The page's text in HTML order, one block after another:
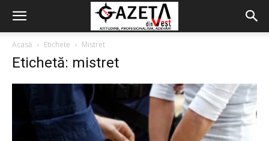
Acasă Etichete Mistret
Etichetă: mistret